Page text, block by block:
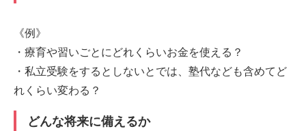
《例》
・療育や習いごとにどれくらいお金を使える？
・私立受験をするとしないとでは、塾代なども含めてど
れくらい変わる？
どんな将来に備えるか